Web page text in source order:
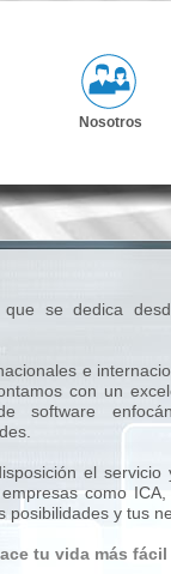
Nosotros
que se dedica
e
con un
software
el servicio
como
posibilidades y tus
tu vida más fácil